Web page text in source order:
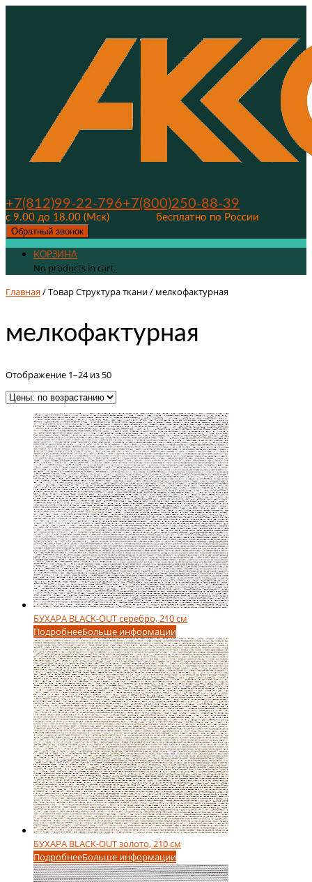
+7(812)99-22-796+7(800)250-88-39
с 9.00 до 18.00 (Мск)
бесплатно по России
Обратный звонок
КОРЗИНА
No products in cart.
Главная/ Товар Структура ткани / мелкофактурная
мелкофактурная
Отображение 1–24 из 50Цены:
возрастанию
БУХАРА BLACK-OUT серебро, 210 см
ПодробнееБольше информации
БУХАРА BLACK-OUT золото, 210 см
ПодробнееБольше информации